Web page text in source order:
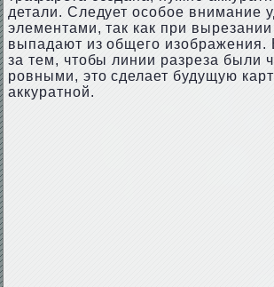
детали. Следует особое внимание
элементами, так как при вырезании
выпадают из общего изображения.
за тем, чтобы линии разреза были
ровными, это сделает будущую
аккуратной.